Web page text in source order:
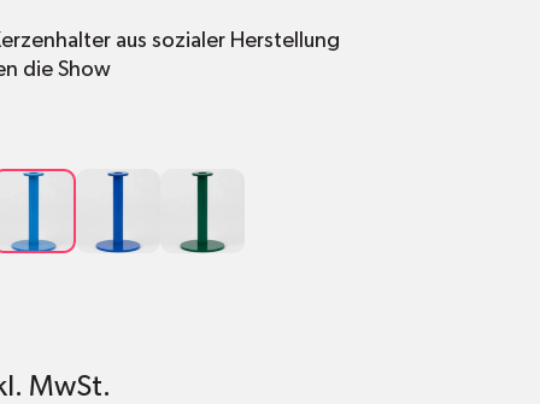
aus sozialer Herstellung
die Show
DunkelblauGrün
MwSt.